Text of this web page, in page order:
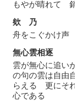
もやが晴れて
欸 乃
舟をこぐかけ
無心雲相逐
雲が無心に追い
の句の雲は自由
らえる 更にそ
心である